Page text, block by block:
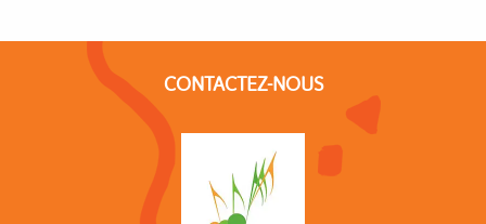
CONTACTEZ-NOUS